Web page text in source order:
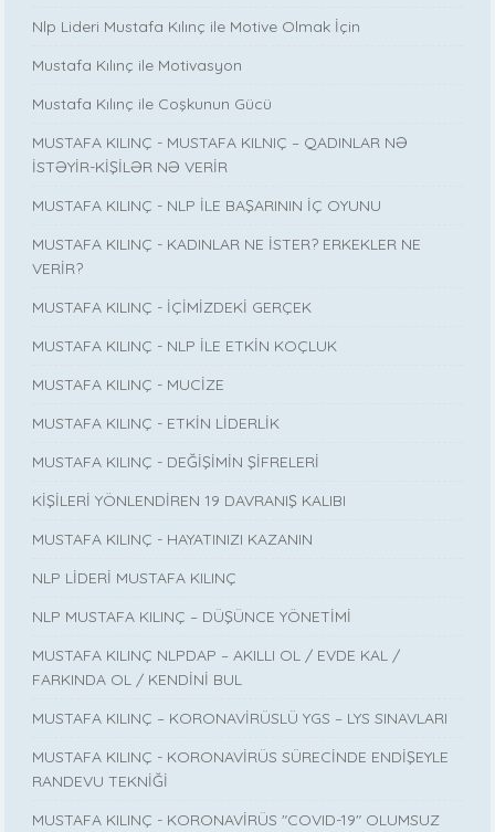
Nlp Lideri Mustafa Kılınç ile Motive Olmak İçin
Mustafa Kılınç ile Motivasyon
Mustafa Kılınç ile Coşkunun Gücü
MUSTAFA KILINÇ - MUSTAFA KILNIÇ – QADINLAR NƏ
İSTƏYİR-KİŞİLƏR NƏ VERİR
MUSTAFA KILINÇ - NLP İLE BAŞARININ İÇ OYUNU
MUSTAFA KILINÇ - KADINLAR NE İSTER? ERKEKLER NE
VERİR?
MUSTAFA KILINÇ - İÇİMİZDEKİ GERÇEK
MUSTAFA KILINÇ - NLP İLE ETKİN KOÇLUK
MUSTAFA KILINÇ - MUCİZE
MUSTAFA KILINÇ - ETKİN LİDERLİK
MUSTAFA KILINÇ - DEĞİŞİMİN ŞİFRELERİ
KİŞİLERİ YÖNLENDİREN 19 DAVRANIŞ KALIBI
MUSTAFA KILINÇ - HAYATINIZI KAZANIN
NLP LİDERİ MUSTAFA KILINÇ
NLP MUSTAFA KILINÇ – DÜŞÜNCE YÖNETİMİ
MUSTAFA KILINÇ NLPDAP – AKILLI OL / EVDE KAL /
FARKINDA OL / KENDİNİ BUL
MUSTAFA KILINÇ – KORONAVİRÜSLÜ YGS – LYS SINAVLARI
MUSTAFA KILINÇ - KORONAVİRÜS SÜRECİNDE ENDİŞEYLE
RANDEVU TEKNİĞİ
MUSTAFA KILINÇ - KORONAVİRÜS "COVID-19" OLUMSUZ